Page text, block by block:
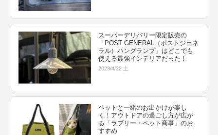
スーパーデリバリー限定販売の
「POST GENERAL（ポストジェネ
ラル）ハングランプ」はどこでも
使える最強インテリアだった！
2023/4/22 土
ペットと一緒のお出かけが楽し
く！アウトドアの過ごし方が広が
る「ラブリー・ペット商事」のお
すすめ